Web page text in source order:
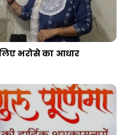
भरोसे का आधार